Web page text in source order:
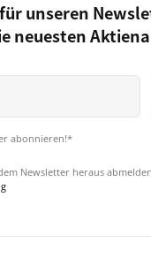
unseren
neuesten
abonnieren!*
Newsletter heraus